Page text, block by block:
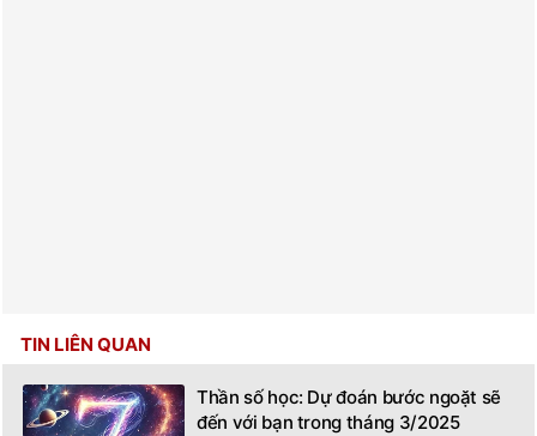
TIN LIÊN QUAN
Thần số học: Dự đoán bước ngoặt sẽ
đến với bạn trong tháng 3/2025